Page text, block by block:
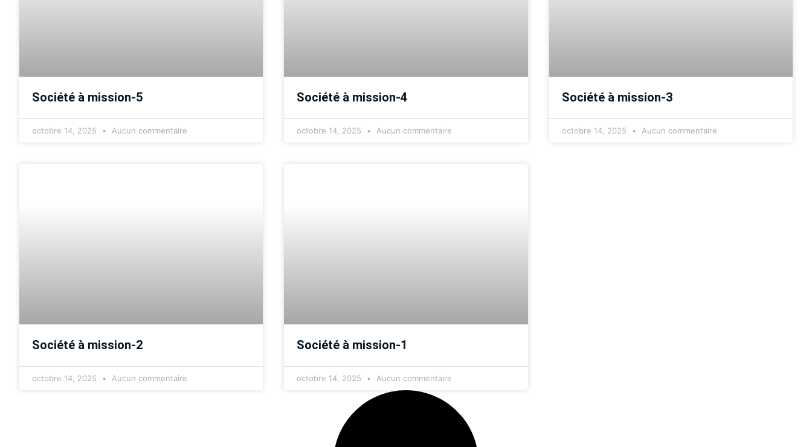
Société à mission-5
octobre 14, 2025 Aucun commentaire
Société à mission-4
octobre 14, 2025 Aucun commentaire
Société à mission-3
octobre 14, 2025 Aucun commentaire
Société à mission-2
octobre 14, 2025 Aucun commentaire
Société à mission-1
octobre 14, 2025 Aucun commentaire